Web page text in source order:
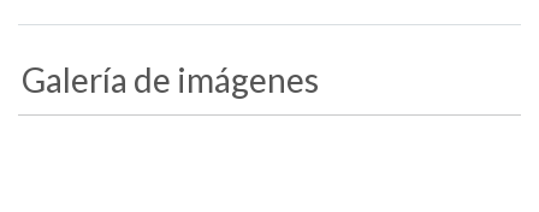
Galería de imágenes